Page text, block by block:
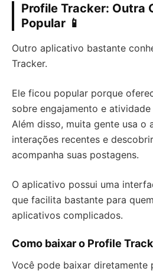
Profile Tracker: Outra
Popular 📱
Outro aplicativo bastante
Tracker.
Ele ficou popular porque
sobre engajamento e
Além disso, muita gente usa o
interações recentes e
acompanha suas postagens.
O aplicativo possui uma
que facilita bastante para
aplicativos complicados.
Como baixar o Profile
Você pode baixar diretamente